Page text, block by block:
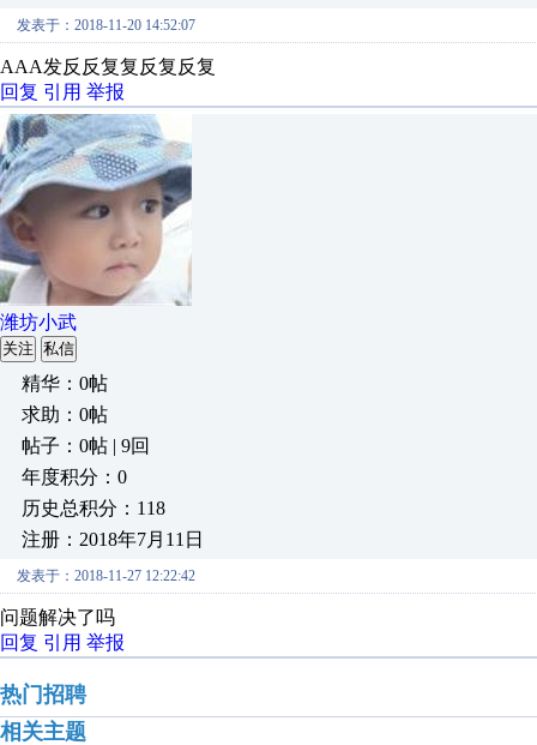
发表于：2018-11-20 14:52:07
AAA发反反复复反复反复
回复 引用 举报
潍坊小武
关注 私信
精华：0帖
求助：0帖
帖子：0帖 | 9回
年度积分：0
历史总积分：118
注册：2018年7月11日
发表于：2018-11-27 12:22:42
问题解决了吗
回复 引用 举报
热门招聘
相关主题